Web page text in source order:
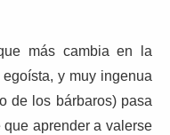
más cambia en la
y muy ingenua
de los bárbaros) pasa
aprender a valerse